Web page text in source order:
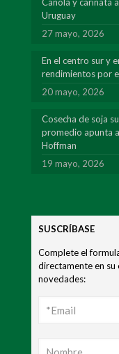
Uruguay
27 mayo, 2026
En el centro sur y
rendimientos por
20 mayo, 2026
Cosecha de soja
promedio apunta
Hoffman
19 mayo, 2026
SUSCRÍBASE
Complete el
directamente en
novedades: